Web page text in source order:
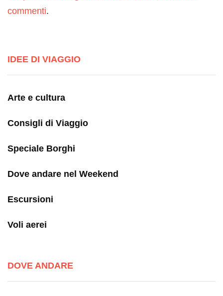
commenti.
IDEE DI VIAGGIO
Arte e cultura
Consigli di Viaggio
Speciale Borghi
Dove andare nel Weekend
Escursioni
Voli aerei
DOVE ANDARE